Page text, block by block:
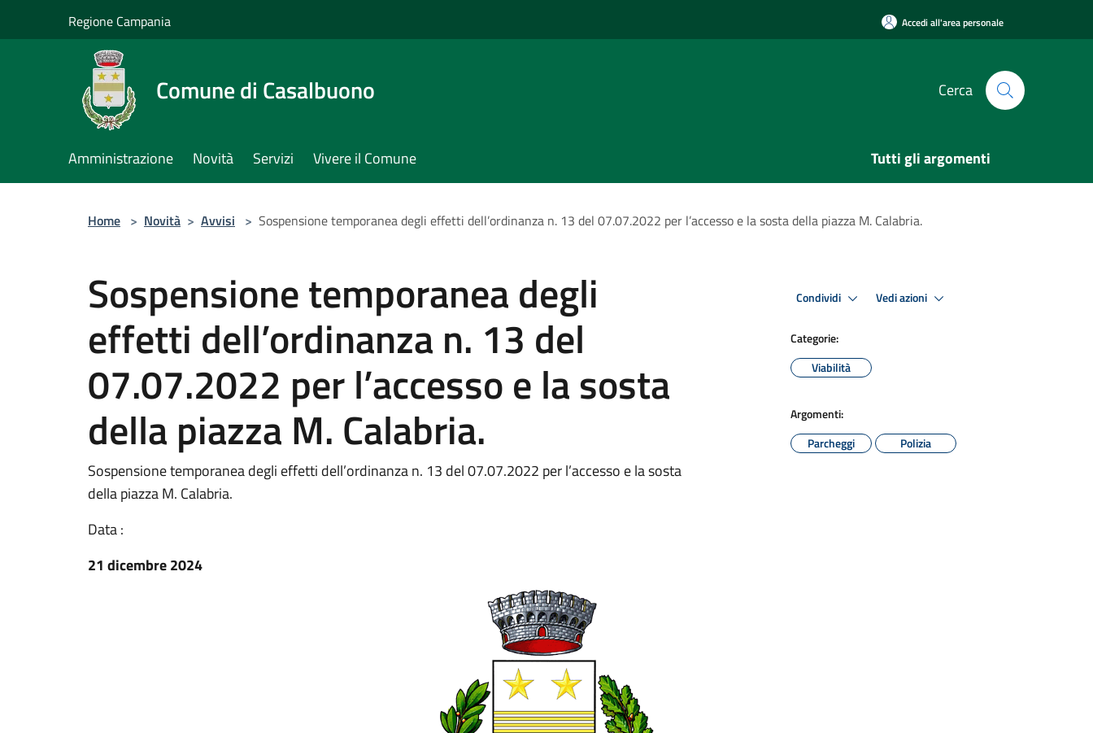
Regione Campania Accedi all'area personale
Comune di Casalbuono Cerca
Amministrazione Novità Servizi Vivere il Comune Tutti gli argomenti
Home > Novità > Avvisi > Sospensione temporanea degli effetti dell’ordinanza n. 13 del 07.07.2022 per l’accesso e la sosta della piazza M. Calabria.
Sospensione temporanea degli
effetti dell’ordinanza n. 13 del
07.07.2022 per l’accesso e la sosta
della piazza M. Calabria.
Sospensione temporanea degli effetti dell’ordinanza n. 13 del 07.07.2022 per l’accesso e la sosta
della piazza M. Calabria.
Data :
21 dicembre 2024
Condividi Vedi azioni
Categorie:
Viabilità
Argomenti:
Parcheggi
Polizia